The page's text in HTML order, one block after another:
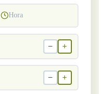
Hora
− +
− +